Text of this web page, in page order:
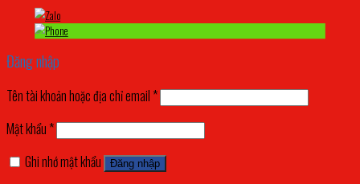
Đăng nhập
Tên tài khoản hoặc địa chỉ email *
Mật khẩu *
Ghi nhớ mật khẩu
Đăng nhập